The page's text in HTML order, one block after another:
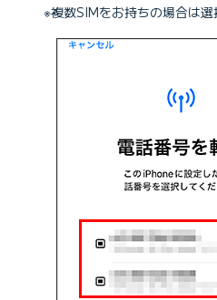
※複数SIMをお持ちの場合は選